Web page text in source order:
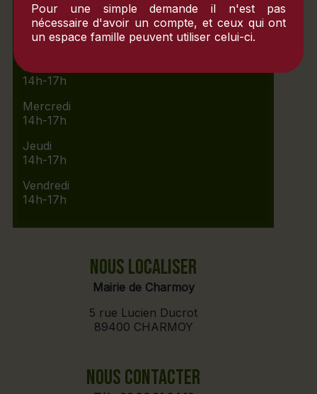
Lundi
14h-17h
Mardi
14h-17h
Mercredi
14h-17h
Jeudi
14h-17h
Vendredi
14h-17h
NOUS LOCALISER
Mairie de Charmoy
5 rue Lucien Ducrot
89400 CHARMOY
NOUS CONTACTER
Pour une simple demande il n'est pas
nécessaire d'avoir un compte, et ceux qui ont
un espace famille peuvent utiliser celui-ci.